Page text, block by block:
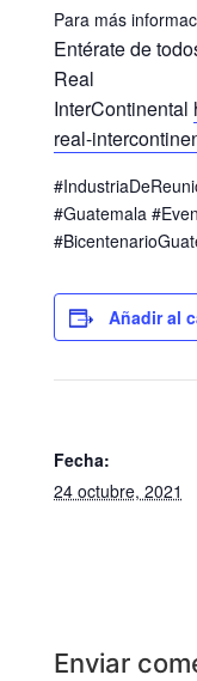
Para más
Entérate de
Real
InterContinental
real-
#Guatemala
Añadir al
Fecha:
24 octubre, 2021
Enviar